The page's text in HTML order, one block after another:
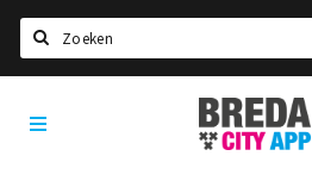
Home
Breda
City
App